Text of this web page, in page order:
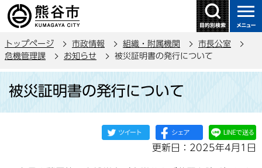
の
ー
トップページ 市政情報 組織・附属機関
市長公室
危機管理課
お知らせ 被災証明書の発行について
被災証明書の発行について
更新日：2025年4月1日